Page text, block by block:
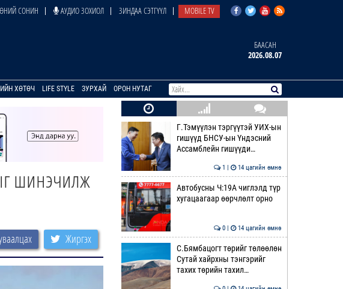
СОНИН АУДИО ЗОХИОЛ ЗИНДАА СЭТГҮҮЛ MOBILE TV
БААСАН
2026.08.07
ХӨТӨЧ LIFE STYLE ЗУРХАЙ ОРОН НУТАГ
шинэчилж
Жиргэх
Г.Тэмүүлэн тэргүүтэй УИХ-ын
гишүүд БНСУ-ын Үндэсний
Ассамблейн гишүүди…
1 | 14 цагийн өмнө
Автобусны Ч:19А чиглэлд түр
хугацаагаар өөрчлөлт орно
0 | 14 цагийн өмнө
С.Бямбацогт төрийг төлөөлөн
Сутай хайрхны тэнгэрийг
тахих төрийн тахил…